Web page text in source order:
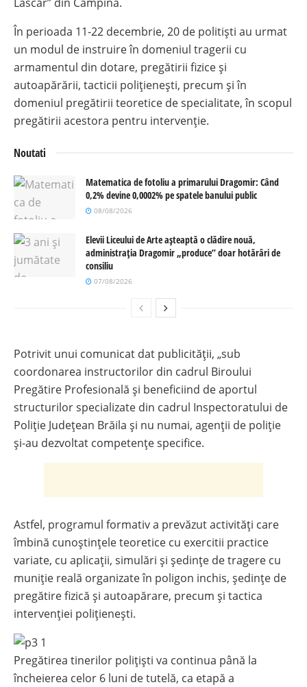
În perioada 11-22 decembrie, 20 de politiști au urmat
un modul de instruire în domeniul tragerii cu
armamentul din dotare, pregătirii fizice și
autoapărării, tacticii polițienești, precum și în
domeniul pregătirii teoretice de specialitate, în scopul
pregătirii acestora pentru intervenție.
Noutati
Matematica de fotoliu a primarului Dragomir: Când
0,2% devine 0,0002% pe spatele banului public
08/08/2026
Elevii Liceului de Arte așteaptă o clădire nouă,
administrația Dragomir „produce” doar hotărâri de
consiliu
07/08/2026
Potrivit unui comunicat dat publicității, „sub
coordonarea instructorilor din cadrul Biroului
Pregătire Profesională și beneficiind de aportul
structurilor specializate din cadrul Inspectoratului de
Poliție Județean Brăila și nu numai, agenții de poliție
și-au dezvoltat competențe specifice.
Astfel, programul formativ a prevăzut activități care
îmbină cunoștințele teoretice cu exercitii practice
variate, cu aplicații, simulări și ședințe de tragere cu
muniție reală organizate în poligon inchis, ședințe de
pregătire fizică și autoapărare, precum și tactica
intervenției polițienești.
Pregătirea tinerilor polițiști va continua până la
încheierea celor 6 luni de tutelă, ca etapă a